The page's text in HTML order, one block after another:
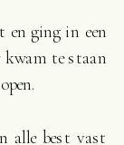
en ging in een
kwam te staan
alle best vast